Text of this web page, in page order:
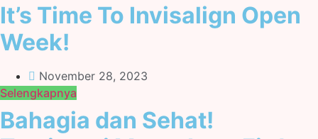
It’s Time To Invisalign Open
Week!
November 28, 2023
Selengkapnya
Bahagia dan Sehat!